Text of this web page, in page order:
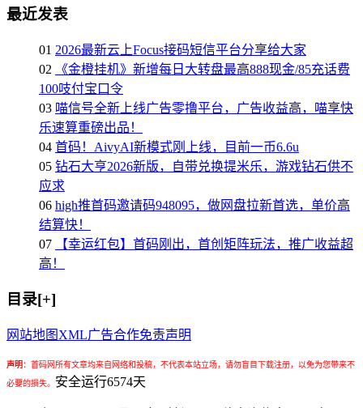
最近发表
01 2026最新云上Focus接码短信平台分享给大家
02
《金橙挂机》新增每日大转盘最高888现金/85充话费
100吱付宝口令
03 喵信号全新上线广告零撸平台，广告收益高，喵享快
乐速算重磅出品！
04 首码！AivyAI新模式刚上线，目前一币6.6u
05 钻石大亨2026新版，自带兑换提米乐，游戏钻石供不
应求
06 high推首码邀请码948095，做网盘拉新首选，单价高
结算快！
07
【幸运红包】首码刚出，首创矩阵玩法，推广收益超
高！
目录[+]
网站地图 XML广告合作免责声明
声明： 首码网所有文章均来自网络和投稿，不代表本站立场，请勿盲目下载注册，以免为您带来不
必要的损失。 安全运行6574天